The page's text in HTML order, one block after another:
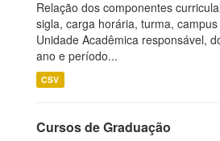
Relação dos componentes
sigla, carga horária, turma,
Unidade Acadêmica responsável,
ano e período...
CSV
Cursos de Graduação